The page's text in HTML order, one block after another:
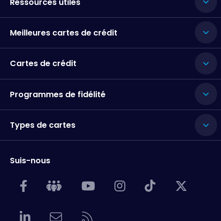
Meilleures cartes de crédit
Cartes de crédit
Programmes de fidélité
Types de cartes
Suis-nous